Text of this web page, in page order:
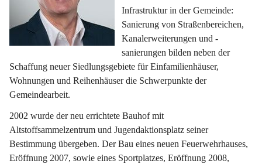
Infrastruktur in der Gemeinde:
Sanierung von Straßenbereichen,
Kanalerweiterungen und -
sanierungen bilden neben der
Schaffung neuer Siedlungsgebiete für Einfamilienhäuser,
Wohnungen und Reihenhäuser die Schwerpunkte der
Gemeindearbeit.
2002 wurde der neu errichtete Bauhof mit
Altstoffsammelzentrum und Jugendaktionsplatz seiner
Bestimmung übergeben. Der Bau eines neuen Feuerwehrhauses,
Eröffnung 2007, sowie eines Sportplatzes, Eröffnung 2008,